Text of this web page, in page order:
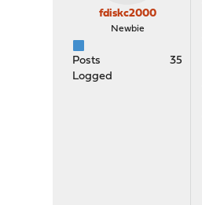
fdiskc2000
Newbie
Posts
35
Logged